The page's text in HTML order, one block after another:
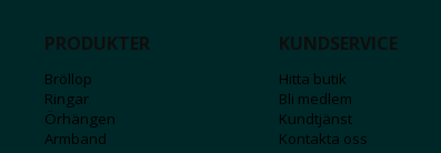
PRODUKTER
Bröllop
Ringar
Örhängen
Armband
KUNDSERVICE
Hitta butik
Bli medlem
Kundtjänst
Kontakta oss